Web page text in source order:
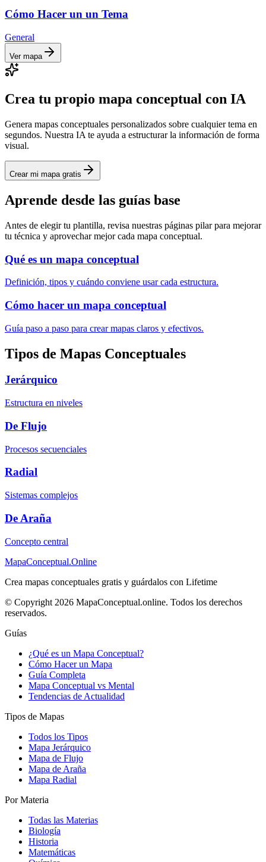
Cómo Hacer un un Tema
General
Ver mapa
Crea tu propio mapa conceptual con IA
Genera mapas conceptuales personalizados sobre cualquier tema en
segundos. Nuestra IA te ayuda a estructurar la información de forma
visual.
Crear mi mapa gratis
Aprende desde las guías base
Antes de elegir tu plantilla, revisa nuestras páginas pilar para mejorar
tu técnica y aprovechar mejor cada mapa conceptual.
Qué es un mapa conceptual
Definición, tipos y cuándo conviene usar cada estructura.
Cómo hacer un mapa conceptual
Guía paso a paso para crear mapas claros y efectivos.
Tipos de Mapas Conceptuales
Jerárquico
Estructura en niveles
De Flujo
Procesos secuenciales
Radial
Sistemas complejos
De Araña
Concepto central
MapaConceptual.Online
Crea mapas conceptuales gratis y guárdalos con Lifetime
© Copyright 2026 MapaConceptual.online. Todos los derechos
reservados.
Guías
¿Qué es un Mapa Conceptual?
Cómo Hacer un Mapa
Guía Completa
Mapa Conceptual vs Mental
Tendencias de Actualidad
Tipos de Mapas
Todos los Tipos
Mapa Jerárquico
Mapa de Flujo
Mapa de Araña
Mapa Radial
Por Materia
Todas las Materias
Biología
Historia
Matemáticas